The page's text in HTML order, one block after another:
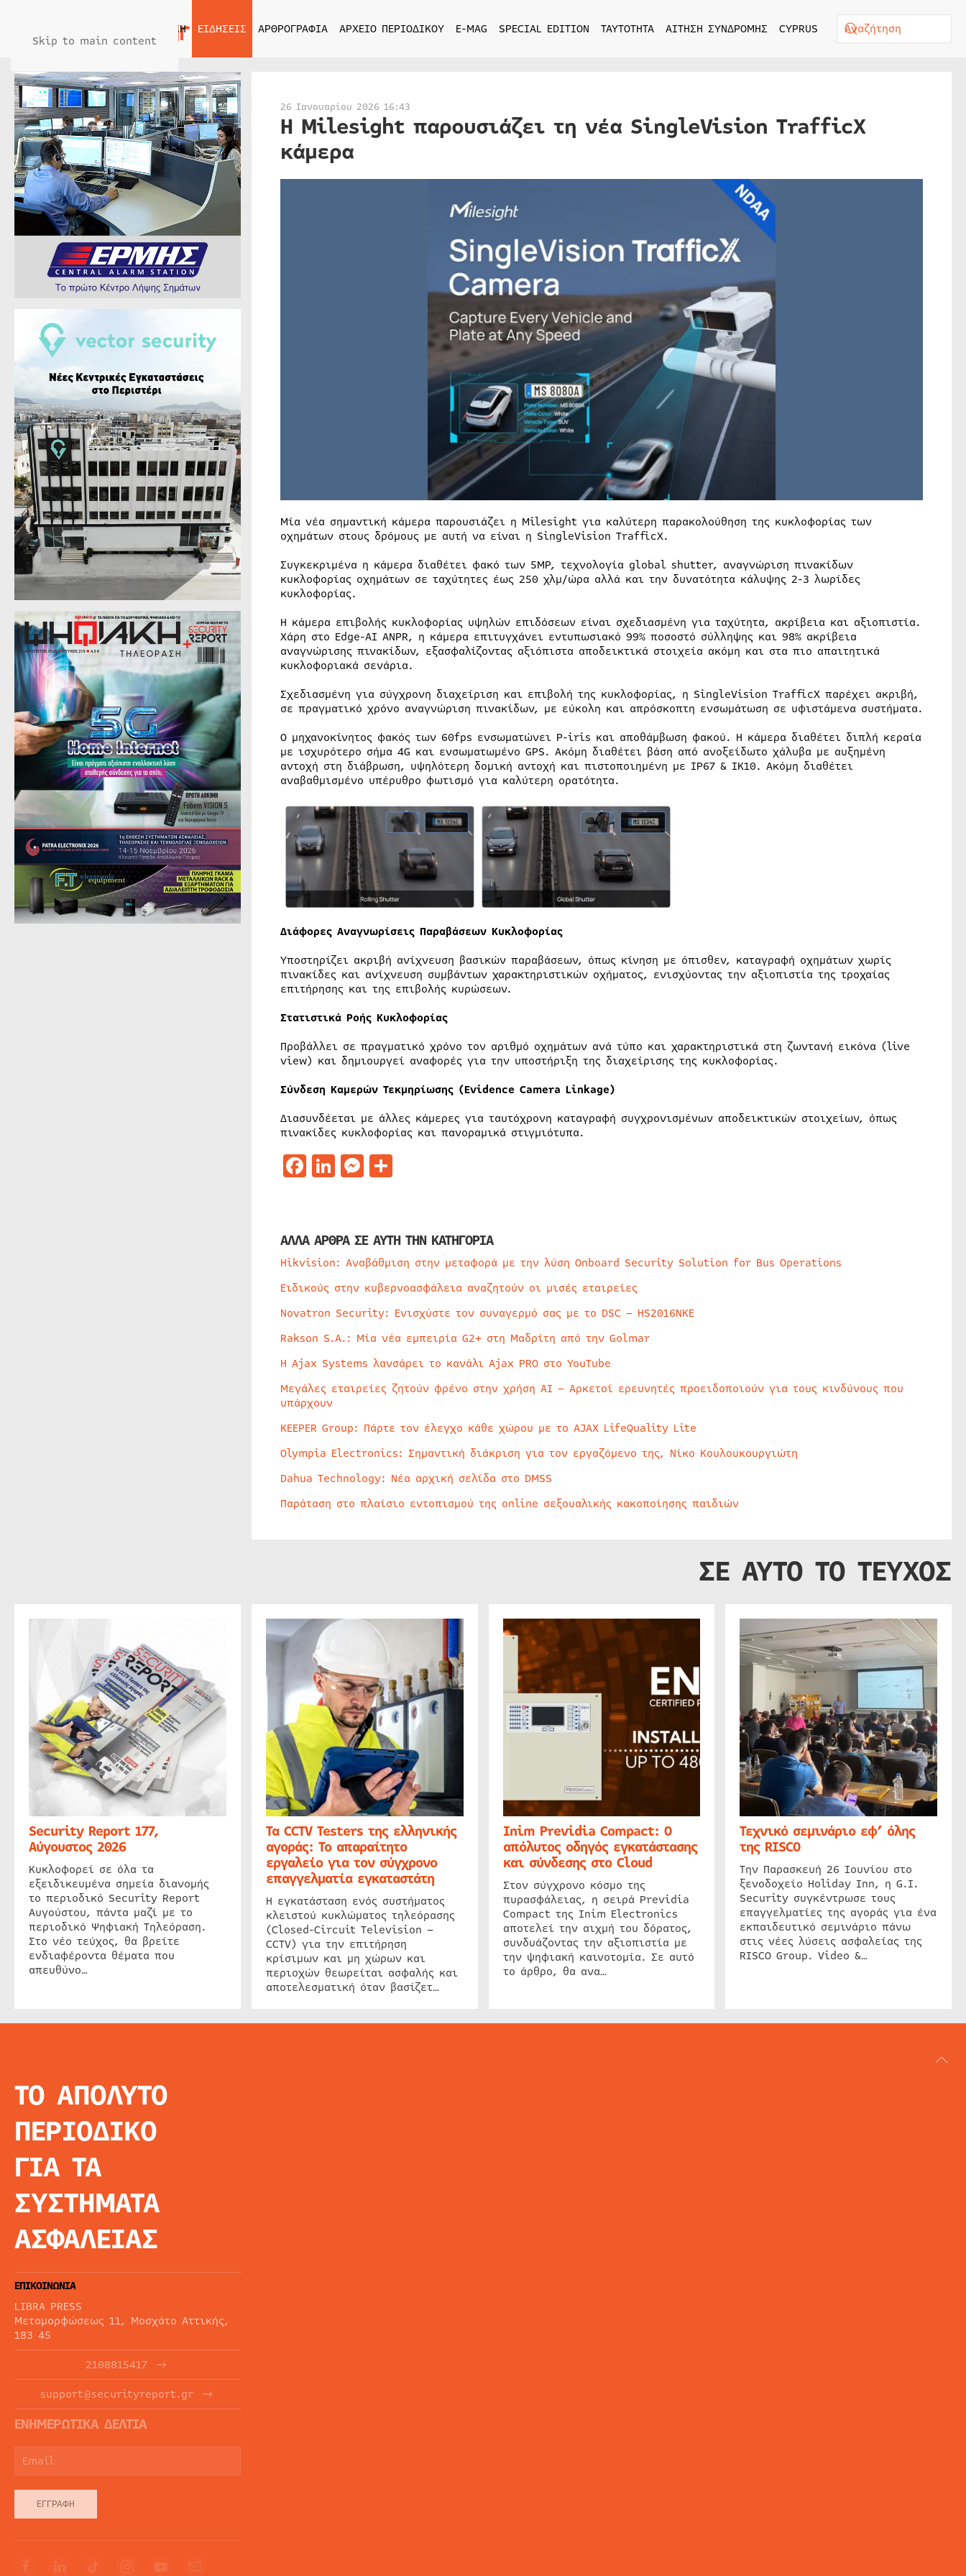
Skip to main content
ΑΡΧΙΚΗ ΕΙΔΗΣΕΙΣ ΑΡΘΡΟΓΡΑΦΙΑ ΑΡΧΕΙΟ ΠΕΡΙΟΔΙΚΟΥ E-MAG SPECIAL EDITION ΤΑΥΤΟΤΗΤΑ ΑΙΤΗΣΗ ΣΥΝΔΡΟΜΗΣ CYPRUS
26 Ιανουαρίου 2026 16:43
Η Milesight παρουσιάζει τη νέα SingleVision TrafficX
κάμερα
Μία νέα σημαντική κάμερα παρουσιάζει η Milesight για καλύτερη παρακολούθηση της κυκλοφορίας των
οχημάτων στους δρόμους με αυτή να είναι η SingleVision TrafficX.
Συγκεκριμένα η κάμερα διαθέτει φακό των 5MP, τεχνολογία global shutter, αναγνώριση πινακίδων
κυκλοφορίας οχημάτων σε ταχύτητες έως 250 χλμ/ώρα αλλά και την δυνατότητα κάλυψης 2-3 λωρίδες
κυκλοφορίας.
Η κάμερα επιβολής κυκλοφορίας υψηλών επιδόσεων είναι σχεδιασμένη για ταχύτητα, ακρίβεια και αξιοπιστία.
Χάρη στο Edge-AI ANPR, η κάμερα επιτυγχάνει εντυπωσιακό 99% ποσοστό σύλληψης και 98% ακρίβεια
αναγνώρισης πινακίδων, εξασφαλίζοντας αξιόπιστα αποδεικτικά στοιχεία ακόμη και στα πιο απαιτητικά
κυκλοφοριακά σενάρια.
Σχεδιασμένη για σύγχρονη διαχείριση και επιβολή της κυκλοφορίας, η SingleVision TrafficX παρέχει ακριβή,
σε πραγματικό χρόνο αναγνώριση πινακίδων, με εύκολη και απρόσκοπτη ενσωμάτωση σε υφιστάμενα συστήματα.
Ο μηχανοκίνητος φακός των 60fps ενσωματώνει P-iris και αποθάμβωση φακού. Η κάμερα διαθέτει διπλή κεραία
με ισχυρότερο σήμα 4G και ενσωματωμένο GPS. Ακόμη διαθέτει βάση από ανοξείδωτο χάλυβα με αυξημένη
αντοχή στη διάβρωση, υψηλότερη δομική αντοχή και πιστοποιημένη με IP67 & IK10. Ακόμη διαθέτει
αναβαθμισμένο υπέρυθρο φωτισμό για καλύτερη ορατότητα.
Διάφορες Αναγνωρίσεις Παραβάσεων Κυκλοφορίας
Υποστηρίζει ακριβή ανίχνευση βασικών παραβάσεων, όπως κίνηση με όπισθεν, καταγραφή οχημάτων χωρίς
πινακίδες και ανίχνευση συμβάντων χαρακτηριστικών οχήματος, ενισχύοντας την αξιοπιστία της τροχαίας
επιτήρησης και της επιβολής κυρώσεων.
Στατιστικά Ροής Κυκλοφορίας
Προβάλλει σε πραγματικό χρόνο τον αριθμό οχημάτων ανά τύπο και χαρακτηριστικά στη ζωντανή εικόνα (live
view) και δημιουργεί αναφορές για την υποστήριξη της διαχείρισης της κυκλοφορίας.
Σύνδεση Καμερών Τεκμηρίωσης (Evidence Camera Linkage)
Διασυνδέεται με άλλες κάμερες για ταυτόχρονη καταγραφή συγχρονισμένων αποδεικτικών στοιχείων, όπως
πινακίδες κυκλοφορίας και πανοραμικά στιγμιότυπα.
Facebook
LinkedIn
Messenger
Μοιραστείτε
ΑΛΛΑ ΑΡΘΡΑ ΣΕ ΑΥΤΗ ΤΗΝ ΚΑΤΗΓΟΡΙΑ
Hikvision: Αναβάθμιση στην μεταφορά με την λύση Onboard Security Solution for Bus Operations
Ειδικούς στην κυβερνοασφάλεια αναζητούν οι μισές εταιρείες
Novatron Security: Ενισχύστε τον συναγερμό σας με το DSC – HS2016NKE
Rakson S.A.: Μία νέα εμπειρία G2+ στη Μαδρίτη από την Golmar
Η Ajax Systems λανσάρει το κανάλι Ajax PRO στο YouTube
Μεγάλες εταιρείες ζητούν φρένο στην χρήση AI – Αρκετοί ερευνητές προειδοποιούν για τους κινδύνους που
υπάρχουν
KEEPER Group: Πάρτε τον έλεγχο κάθε χώρου με το AJAX LifeQuality Lite
Olympia Electronics: Σημαντική διάκριση για τον εργαζόμενο της, Νίκο Κουλουκουργιώτη
Dahua Technology: Νέα αρχική σελίδα στο DMSS
Παράταση στο πλαίσιο εντοπισμού της online σεξουαλικής κακοποίησης παιδιών
ΣΕ ΑΥΤΟ ΤΟ ΤΕΥΧΟΣ
Security Report 177,
Αύγουστος 2026
Κυκλοφορεί σε όλα τα
εξειδικευμένα σημεία διανομής
το περιοδικό Security Report
Αυγούστου, πάντα μαζί με το
περιοδικό Ψηφιακή Τηλεόραση.
Στο νέο τεύχος, θα βρείτε
ενδιαφέροντα θέματα που
απευθύνο…
Τα CCTV Testers της ελληνικής
αγοράς: Το απαραίτητο
εργαλείο για τον σύγχρονο
επαγγελματία εγκαταστάτη
Η εγκατάσταση ενός συστήματος
κλειστού κυκλώματος τηλεόρασης
(Closed-Circuit Television –
CCTV) για την επιτήρηση
κρίσιμων και μη χώρων και
περιοχών θεωρείται ασφαλής και
αποτελεσματική όταν βασίζετ…
Inim Previdia Compact: Ο
απόλυτος οδηγός εγκατάστασης
και σύνδεσης στο Cloud
Στον σύγχρονο κόσμο της
πυρασφάλειας, η σειρά Previdia
Compact της Inim Electronics
αποτελεί την αιχμή του δόρατος,
συνδυάζοντας την αξιοπιστία με
την ψηφιακή καινοτομία. Σε αυτό
το άρθρο, θα ανα…
Τεχνικό σεμινάριο εφ’ όλης
της RISCO
Την Παρασκευή 26 Ιουνίου στο
ξενοδοχείο Holiday Inn, η G.I.
Security συγκέντρωσε τους
επαγγελματίες της αγοράς για ένα
εκπαιδευτικό σεμινάριο πάνω
στις νέες λύσεις ασφαλείας της
RISCO Group. Video &…
ΤΟ ΑΠΟΛΥΤΟ
ΠΕΡΙΟΔΙΚΟ
ΓΙΑ ΤΑ
ΣΥΣΤΗΜΑΤΑ
ΑΣΦΑΛΕΙΑΣ
ΕΠΙΚΟΙΝΩΝΙΑ
LIBRA PRESS
Μεταμορφώσεως 11, Μοσχάτο Αττικής,
183 45
2108815417
support@securityreport.gr
ΕΝΗΜΕΡΩΤΙΚΑ ΔΕΛΤΙΑ
ΕΓΓΡΑΦΉ